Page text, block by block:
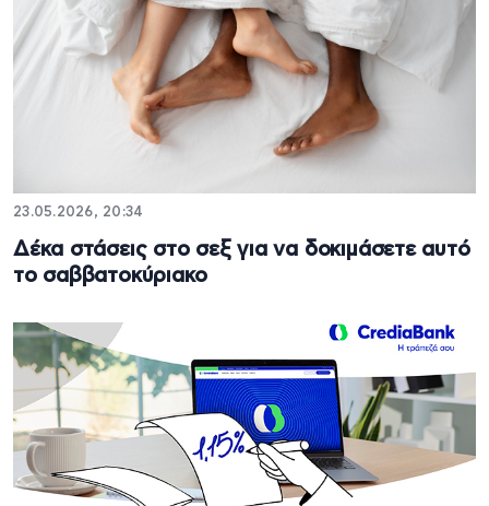
23.05.2026, 20:34
Δέκα στάσεις στο σεξ για να δοκιμάσετε αυτό
το σαββατοκύριακο